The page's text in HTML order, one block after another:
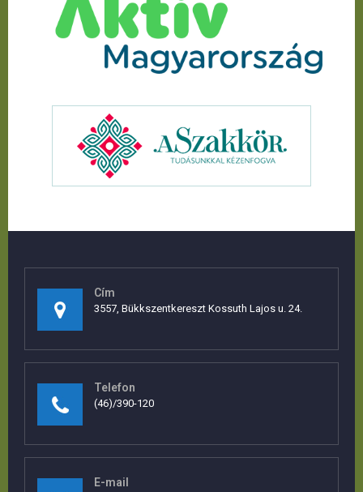
Cím
3557, Bükkszentkereszt Kossuth Lajos u. 24.
Telefon
(46)/390-120
E-mail